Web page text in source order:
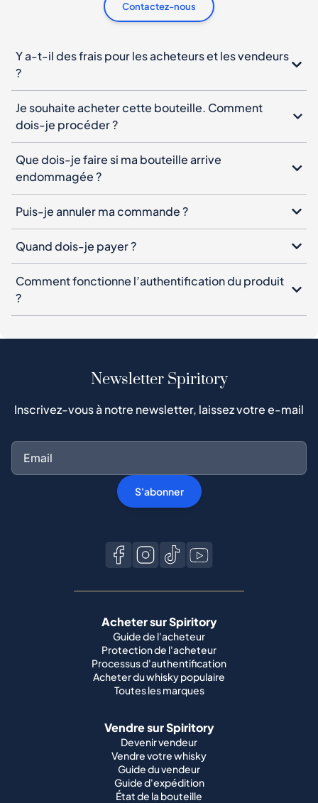
Contactez-nous
Y a-t-il des frais pour les acheteurs et les vendeurs
?
Je souhaite acheter cette bouteille. Comment
dois-je procéder ?
Que dois-je faire si ma bouteille arrive
endommagée ?
Puis-je annuler ma commande ?
Quand dois-je payer ?
Comment fonctionne l’authentification du produit
?
Newsletter Spiritory
Inscrivez-vous à notre newsletter, laissez votre e-mail
S'abonner
Acheter sur Spiritory
Guide de l'acheteur
Protection de l'acheteur
Processus d'authentification
Acheter du whisky populaire
Toutes les marques
Vendre sur Spiritory
Devenir vendeur
Vendre votre whisky
Guide du vendeur
Guide d'expédition
État de la bouteille